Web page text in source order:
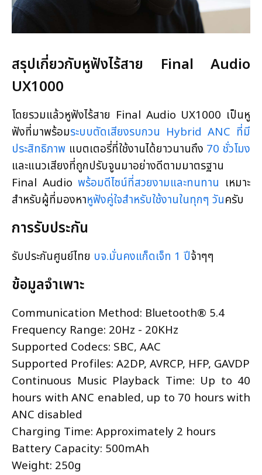
สรุปเกี่ยวกับหูฟังไร้สาย Final Audio
UX1000
โดยรวมแล้วหูฟังไร้สาย Final Audio UX1000 เป็นหู
ฟังที่มาพร้อมระบบตัดเสียงรบกวน Hybrid ANC ที่มี
ประสิทธิภาพ แบตเตอรี่ที่ใช้งานได้ยาวนานถึง 70 ชั่วโมง
และแนวเสียงที่ถูกปรับจูนมาอย่างดีตามมาตรฐาน
Final Audioพร้อมดีไซน์ที่สวยงามและทนทาน เหมาะ
สำหรับผู้ที่มองหาหูฟังคู่ใจสำหรับใช้งานในทุกๆ วันครับ
การรับประกัน
รับประกันศูนย์ไทย บจ.มั่นคงแก็ดเจ็ท 1 ปีจ้าๆๆ
ข้อมูลจำเพาะ
Communication Method: Bluetooth® 5.4
Frequency Range: 20Hz - 20KHz
Supported Codecs: SBC, AAC
Supported Profiles: A2DP, AVRCP, HFP, GAVDP
Continuous Music Playback Time: Up to 40
hours with ANC enabled, up to 70 hours with
ANC disabled
Charging Time: Approximately 2 hours
Battery Capacity: 500mAh
Weight: 250g